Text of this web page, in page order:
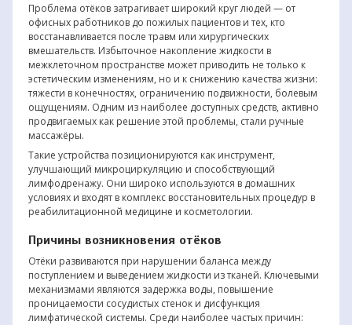
Проблема отёков затрагивает широкий круг людей — от
офисных работников до пожилых пациентов и тех, кто
восстанавливается после травм или хирургических
вмешательств. Избыточное накопление жидкости в
межклеточном пространстве может приводить не только к
эстетическим изменениям, но и к снижению качества жизни:
тяжести в конечностях, ограничению подвижности, болевым
ощущениям. Одним из наиболее доступных средств, активно
продвигаемых как решение этой проблемы, стали ручные
массажёры.
Такие устройства позиционируются как инструмент,
улучшающий микроциркуляцию и способствующий
лимфодренажу. Они широко используются в домашних
условиях и входят в комплекс восстановительных процедур в
реабилитационной медицине и косметологии.
Причины возникновения отёков
Отёки развиваются при нарушении баланса между
поступлением и выведением жидкости из тканей. Ключевыми
механизмами являются задержка воды, повышение
проницаемости сосудистых стенок и дисфункция
лимфатической системы. Среди наиболее частых причин: